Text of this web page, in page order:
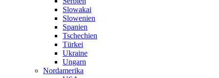
Slowakai
Slowenien
Spanien
Tschechien
Türkei
Ukraine
Ungarn
Nordamerika